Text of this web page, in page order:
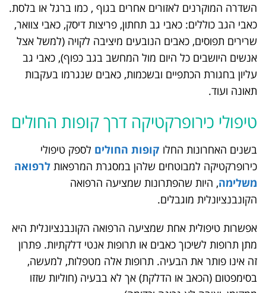
השדרה המוקרנים לאזורים אחרים בגוף , כמו ברגל או בלסת.
כאבי הגב כוללים: כאבי גב תחתון, פריצות דיסק, כאבי צוואר,
שרירים תפוסים, כאבים הנובעים מיציבה לקויה (למשל אצל
אנשים היושבים כל היום מול המחשב בגב כפוף), כאבי גב
עליון בחגורת הכתפיים ובשכמות, כאבים שנגרמו בעקבות
תאונה ועוד.
טיפולי כירופרקטיקה דרך קופות החולים
בשנים האחרונות החלו קופות החולים לספק טיפולי
כירופרקטיקה למבוטחים שלהן במסגרת המרפאות לרפואה
משלימה, היות שהפתרונות שמציעה הרפואה
הקונבנציונלית מוגבלים.
אפשרות טיפולית אחת שמציעה הרפואה הקונבנציונלית היא
מתן תרופות לשיכוך כאבים או תרופות אנטי דלקתיות. פתרון
זה אינו פותר את הבעיה. תרופות אלה מטפלות, למעשה,
בסימפטום (הכאב או הדלקת) אך לא בבעיה (חוליות שזזו